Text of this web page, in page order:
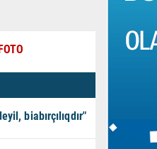
biabırçılıqdır"